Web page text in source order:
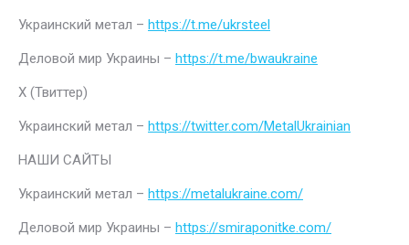
Украинский метал – https://t.me/ukrsteel
Деловой мир Украины – https://t.me/bwaukraine
Х (Твиттер)
Украинский метал – https://twitter.com/MetalUkrainian
НАШИ САЙТЫ
Украинский метал – https://metalukraine.com/
Деловой мир Украины – https://smiraponitke.com/